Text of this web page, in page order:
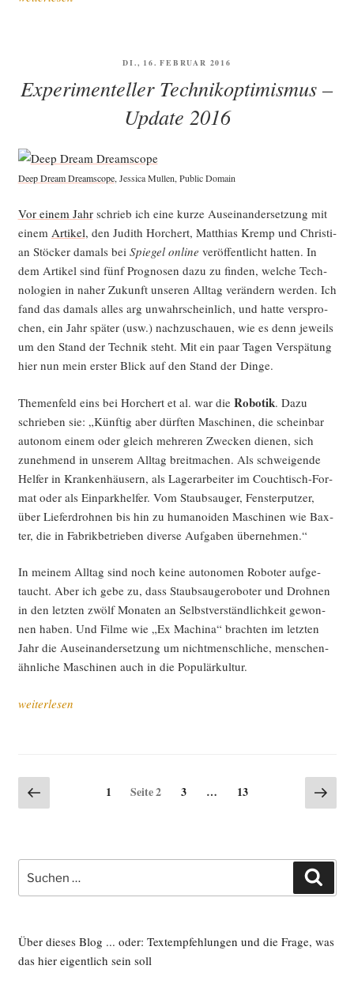
pe­
VERÖFFENTLICHT
DI., 16. FEBRUAR 2016
Experimenteller Technikoptimismus –
Update 2016
Deep Dream Dream­scope, Jes­si­ca Mullen, Public Domain
Vor einem Jahrschrieb ich eine kur­ze Aus­ein­an­der­set­zung mit
einem Arti­kel, den Judith Hor­chert, Mat­thi­as Kremp und Chris­ti­
an Stö­cker damals bei Spie­gel online ver­öf­fent­licht hat­ten. In
dem Arti­kel sind fünf Pro­gno­sen dazu zu fin­den, wel­che Tech­
no­lo­gien in naher Zukunft unse­ren All­tag ver­än­dern wer­den. Ich
fand das damals alles arg unwahr­schein­lich, und hat­te ver­spro­
chen, ein Jahr spä­ter (usw.) nach­zu­schau­en, wie es denn jeweils
um den Stand der Tech­nik steht. Mit ein paar Tagen Ver­spä­tung
hier nun mein ers­ter Blick auf den Stand der Dinge.
The­men­feld eins bei Hor­chert et al. war die Robo­tik. Dazu
schrie­ben sie: „Künf­tig aber dürf­ten Maschi­nen, die schein­bar
auto­nom einem oder gleich meh­re­ren Zwe­cken die­nen, sich
zuneh­mend in unse­rem All­tag breit­ma­chen. Als schwei­gen­de
Hel­fer in Kran­ken­häu­sern, als Lager­ar­bei­ter im Couch­tisch-For­
mat oder als Ein­park­hel­fer. Vom Staub­sauger, Fens­ter­put­zer,
über Lie­fer­droh­nen bis hin zu huma­no­iden Maschi­nen wie Bax­
ter, die in Fabrik­be­trie­ben diver­se Auf­ga­ben übernehmen.“
In mei­nem All­tag sind noch kei­ne auto­no­men Robo­ter auf­ge­
taucht. Aber ich gebe zu, dass Staub­sauge­ro­bo­ter und Droh­nen
in den letz­ten zwölf Mona­ten an Selbst­ver­ständ­lich­keit gewon­
nen haben. Und Fil­me wie „Ex Machi­na“ brach­ten im letz­ten
Jahr die Aus­ein­an­der­set­zung um nicht­mensch­li­che, men­schen­
ähn­li­che Maschi­nen auch in die Populärkultur.
„Expe­
ler
Tech­
mus
–
weiterlesen
Seitennummerierung
der
Vorherige
Seite
Seite
1 Seite2 Seite
3 … Seite
13
Seite
nach:
Über dieses Blog ... oder: Textempfehlungen und die Frage, was
das hier eigentlich sein soll